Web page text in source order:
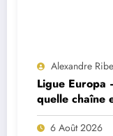
Alexandre
Ligue
quelle chaîne
match ?
6 Août 2026